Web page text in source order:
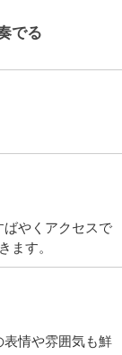
でる
やくアクセスで
ます。
情や雰囲気も鮮